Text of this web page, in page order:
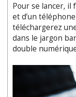
Pour se lancer, il
et d’un
téléchargerez
dans le jargon
double